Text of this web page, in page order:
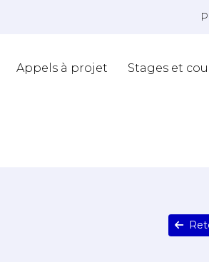
Appels à projet Stages et